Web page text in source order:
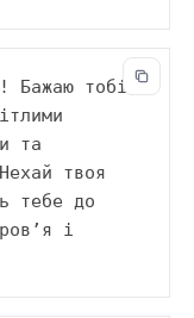
Бажаю тобі,
та
твоя
тебе до
і